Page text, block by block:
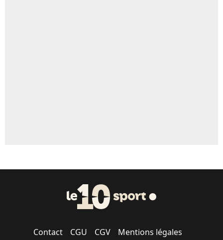
Contact CGU CGV Mentions légales